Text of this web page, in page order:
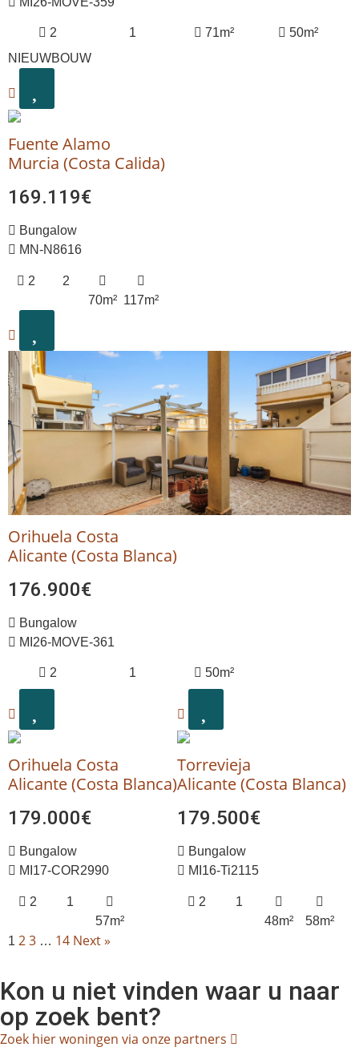
2 1 71m²
50m²
NIEUWBOUW
Fuente Alamo
Murcia (Costa Calida)
169.119€
Bungalow
MN-N8616
2
2
70m² 117m²
Orihuela Costa
Alicante (Costa Blanca)
176.900€
Bungalow
MI26-MOVE-361
2 1 50m²
Orihuela Costa
Alicante (Costa Blanca)
179.000€
Bungalow
MI17-COR2990
2
1
57m²
Torrevieja
Alicante (Costa Blanca)
179.500€
Bungalow
MI16-Ti2115
2
1
48m²
58m²
1 23 … 14 Next »
Kon u niet vinden waar u naar
op zoek bent?
Zoek hier woningen via onze partners